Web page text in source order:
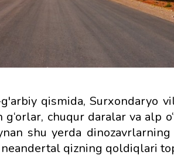
qismida, Surxondaryo
g‘orlar, chuqur daralar va alp
shu yerda
qizning qoldiqlari